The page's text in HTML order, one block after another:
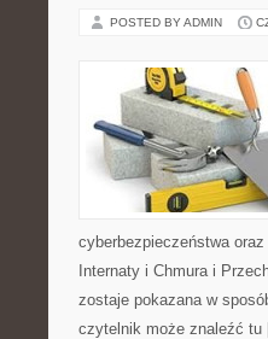
POSTED BY ADMIN
cyberbezpieczeństwa
Internaty i Chmura i
zostaje pokazana w
czytelnik może znaleźć